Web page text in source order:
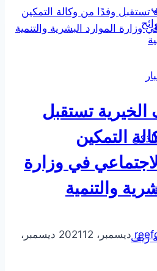
ريف
تستقبل
التمكين
في وزارة
والتنمية
12 ديسمبر،